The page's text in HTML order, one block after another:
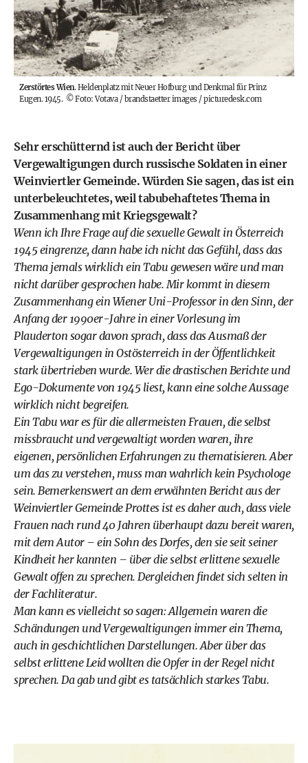
Zerstörtes Wien. Heldenplatz mit Neuer Hofburg und Denkmal für Prinz
Eugen. 1945. ©Foto: Votava / brandstaetter images / picturedesk.com
Sehr erschütternd ist auch der Bericht über
Vergewaltigungen durch russische Soldaten in einer
Weinviertler Gemeinde. Würden Sie sagen, das ist ein
unterbeleuchtetes, weil tabubehaftetes Thema in
Zusammenhang mit Kriegsgewalt?
Wenn ich Ihre Frage auf die sexuelle Gewalt in Österreich
1945 eingrenze, dann habe ich nicht das Gefühl, dass das
Thema jemals wirklich ein Tabu gewesen wäre und man
nicht darüber gesprochen habe. Mir kommt in diesem
Zusammenhang ein Wiener Uni-Professor in den Sinn, der
Anfang der 1990er-Jahre in einer Vorlesung im
Plauderton sogar davon sprach, dass das Ausmaß der
Vergewaltigungen in Ostösterreich in der Öffentlichkeit
stark übertrieben wurde. Wer die drastischen Berichte und
Ego-Dokumente von 1945 liest, kann eine solche Aussage
wirklich nicht begreifen.
Ein Tabu war es für die allermeisten Frauen, die selbst
missbraucht und vergewaltigt worden waren, ihre
eigenen, persönlichen Erfahrungen zu thematisieren. Aber
um das zu verstehen, muss man wahrlich kein Psychologe
sein. Bemerkenswert an dem erwähnten Bericht aus der
Weinviertler Gemeinde Prottes ist es daher auch, dass viele
Frauen nach rund 40 Jahren überhaupt dazu bereit waren,
mit dem Autor – ein Sohn des Dorfes, den sie seit seiner
Kindheit her kannten – über die selbst erlittene sexuelle
Gewalt offen zu sprechen. Dergleichen findet sich selten in
der Fachliteratur.
Man kann es vielleicht so sagen: Allgemein waren die
Schändungen und Vergewaltigungen immer ein Thema,
auch in geschichtlichen Darstellungen. Aber über das
selbst erlittene Leid wollten die Opfer in der Regel nicht
sprechen. Da gab und gibt es tatsächlich starkes Tabu.